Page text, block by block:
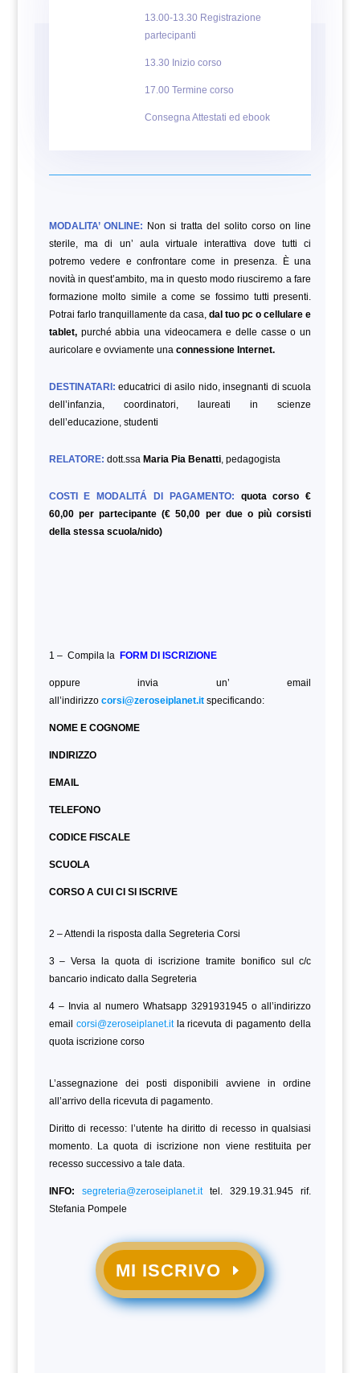
13.00-13.30 Registrazione
partecipanti
13.30 Inizio corso
17.00 Termine corso
Consegna Attestati ed ebook
MODALITA’ ONLINE: Non si tratta del solito corso on line
sterile, ma di un’ aula virtuale interattiva dove tutti ci
potremo vedere e confrontare come in presenza. È una
novità in quest’ambito, ma in questo modo riusciremo a fare
formazione molto simile a come se fossimo tutti presenti.
Potrai farlo tranquillamente da casa, dal tuo pc o cellulare e
tablet,purché abbia una videocamera e delle casse o un
auricolare e ovviamente una connessione Internet.
DESTINATARI: educatrici di asilo nido, insegnanti di scuola
dell’infanzia, coordinatori, laureati in scienze
dell’educazione, studenti
RELATORE: dott.ssa Maria Pia Benatti, pedagogista
COSTI E MODALITÁ DI PAGAMENTO:
quota corso €
60,00 per partecipante (€ 50,00 per due o più corsisti
della stessa scuola/nido)
1 – Compila la FORM DI ISCRIZIONE
oppure invia un’ email
all’indirizzo corsi@zeroseiplanet.itspecificando:
NOME E COGNOME
INDIRIZZO
EMAIL
TELEFONO
CODICE FISCALE
SCUOLA
CORSO A CUI CI SI ISCRIVE
2 – Attendi la risposta dalla Segreteria Corsi
3 – Versa la quota di iscrizione tramite bonifico sul c/c
bancario indicato dalla Segreteria
4 – Invia al numero Whatsapp 3291931945 o all’indirizzo
email corsi@zeroseiplanet.itla ricevuta di pagamento della
quota iscrizione corso
L’assegnazione dei posti disponibili avviene in ordine
all’arrivo della ricevuta di pagamento.
Diritto di recesso: l’utente ha diritto di recesso in qualsiasi
momento. La quota di iscrizione non viene restituita per
recesso successivo a tale data.
INFO: segreteria@zeroseiplanet.ittel. 329.19.31.945 rif.
Stefania Pompele
MI ISCRIVO